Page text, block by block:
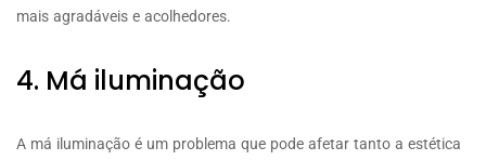
mais agradáveis e acolhedores.
4. Má iluminação
A má iluminação é um problema que pode afetar tanto a estética